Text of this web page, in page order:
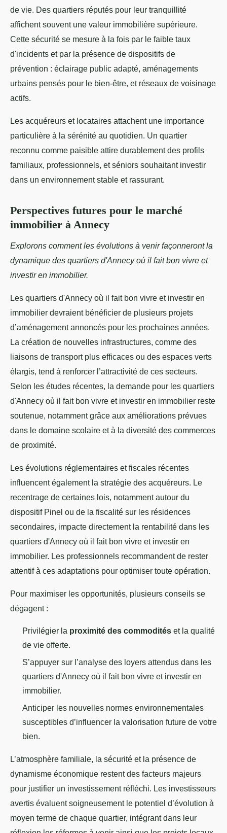
de vie. Des quartiers réputés pour leur tranquillité
affichent souvent une valeur immobilière supérieure.
Cette sécurité se mesure à la fois par le faible taux
d'incidents et par la présence de dispositifs de
prévention : éclairage public adapté, aménagements
urbains pensés pour le bien-être, et réseaux de voisinage
actifs.
Les acquéreurs et locataires attachent une importance
particulière à la sérénité au quotidien. Un quartier
reconnu comme paisible attire durablement des profils
familiaux, professionnels, et séniors souhaitant investir
dans un environnement stable et rassurant.
Perspectives futures pour le marché
immobilier à Annecy
Explorons comment les évolutions à venir façonneront la
dynamique des quartiers d'Annecy où il fait bon vivre et
investir en immobilier.
Les quartiers d'Annecy où il fait bon vivre et investir en
immobilier devraient bénéficier de plusieurs projets
d’aménagement annoncés pour les prochaines années.
La création de nouvelles infrastructures, comme des
liaisons de transport plus efficaces ou des espaces verts
élargis, tend à renforcer l’attractivité de ces secteurs.
Selon les études récentes, la demande pour les quartiers
d'Annecy où il fait bon vivre et investir en immobilier reste
soutenue, notamment grâce aux améliorations prévues
dans le domaine scolaire et à la diversité des commerces
de proximité.
Les évolutions réglementaires et fiscales récentes
influencent également la stratégie des acquéreurs. Le
recentrage de certaines lois, notamment autour du
dispositif Pinel ou de la fiscalité sur les résidences
secondaires, impacte directement la rentabilité dans les
quartiers d'Annecy où il fait bon vivre et investir en
immobilier. Les professionnels recommandent de rester
attentif à ces adaptations pour optimiser toute opération.
Pour maximiser les opportunités, plusieurs conseils se
dégagent :
Privilégier la proximité des commodités et la qualité
de vie offerte.
S’appuyer sur l’analyse des loyers attendus dans les
quartiers d'Annecy où il fait bon vivre et investir en
immobilier.
Anticiper les nouvelles normes environnementales
susceptibles d’influencer la valorisation future de votre
bien.
L’atmosphère familiale, la sécurité et la présence de
dynamisme économique restent des facteurs majeurs
pour justifier un investissement réfléchi. Les investisseurs
avertis évaluent soigneusement le potentiel d’évolution à
moyen terme de chaque quartier, intégrant dans leur